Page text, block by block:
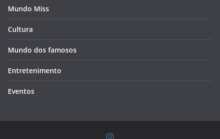
Mundo Miss
Cultura
Mundo dos famosos
Entretenimento
Eventos